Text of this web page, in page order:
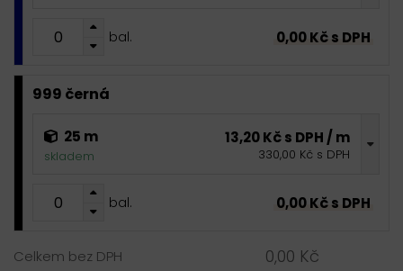
bal. 0,00 Kč s DPH
999 černá
25 m
skladem
13,20 Kč s DPH / m
330,00 Kč s DPH
bal. 0,00 Kč s DPH
Celkem bez DPH 0,00 Kč